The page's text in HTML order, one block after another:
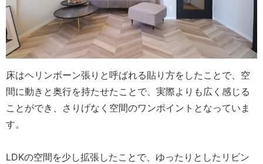
床はヘリンボーン張りと呼ばれる貼り方をしたことで、空
間に動きと奥行を持たせたことで、実際よりも広く感じる
ことができ、さりげなく空間のワンポイントとなっていま
す。
LDKの空間を少し拡張したことで、ゆったりとしたリビン